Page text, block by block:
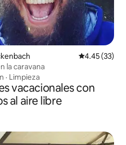
Calificación
4.45 (33)
la caravana
· Limpieza
vacacionales con
al aire libre